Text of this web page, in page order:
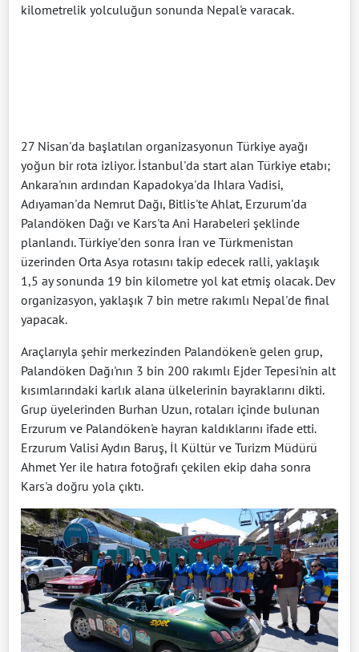
kilometrelik yolculuğun sonunda Nepal'e varacak.
27 Nisan'da başlatılan organizasyonun Türkiye ayağı
yoğun bir rota izliyor. İstanbul'da start alan Türkiye etabı;
Ankara'nın ardından Kapadokya'da Ihlara Vadisi,
Adıyaman'da Nemrut Dağı, Bitlis'te Ahlat, Erzurum'da
Palandöken Dağı ve Kars'ta Ani Harabeleri şeklinde
planlandı. Türkiye'den sonra İran ve Türkmenistan
üzerinden Orta Asya rotasını takip edecek ralli, yaklaşık
1,5 ay sonunda 19 bin kilometre yol kat etmiş olacak. Dev
organizasyon, yaklaşık 7 bin metre rakımlı Nepal'de final
yapacak.
Araçlarıyla şehir merkezinden Palandöken'e gelen grup,
Palandöken Dağı'nın 3 bin 200 rakımlı Ejder Tepesi'nin alt
kısımlarındaki karlık alana ülkelerinin bayraklarını dikti.
Grup üyelerinden Burhan Uzun, rotaları içinde bulunan
Erzurum ve Palandöken'e hayran kaldıklarını ifade etti.
Erzurum Valisi Aydın Baruş, İl Kültür ve Turizm Müdürü
Ahmet Yer ile hatıra fotoğrafı çekilen ekip daha sonra
Kars'a doğru yola çıktı.